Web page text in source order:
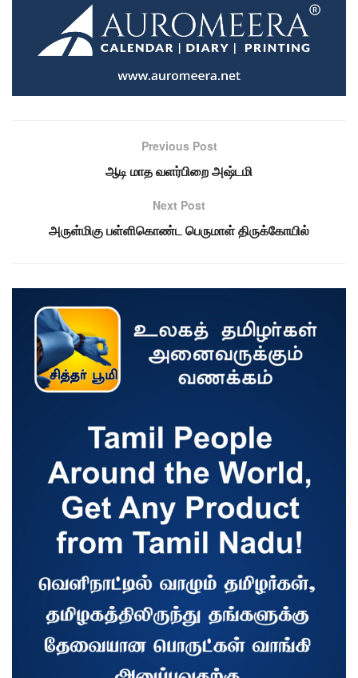
Previous Post
ஆடி மாத வளர்பிறை அஷ்டமி
Next Post
அருள்மிகு பள்ளிகொண்ட பெருமாள் திருக்கோயில்